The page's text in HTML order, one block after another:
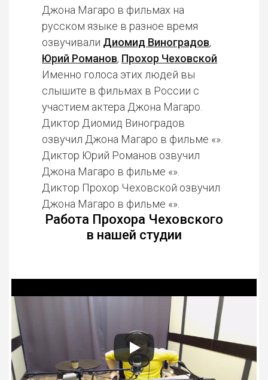
Джона Магаро в фильмах на
русском языке в разное время
озвучивали Диомид Виноградов,
Юрий Романов, Прохор Чеховской
Именно голоса этих людей вы
слышите в фильмах в России с
участием актера Джона Магаро.
Диктор Диомид Виноградов
озвучил Джона Магаро в фильме «».
Диктор Юрий Романов озвучил
Джона Магаро в фильме «».
Диктор Прохор Чеховской озвучил
Джона Магаро в фильме «».
Работа Прохора Чеховского
в нашей студии